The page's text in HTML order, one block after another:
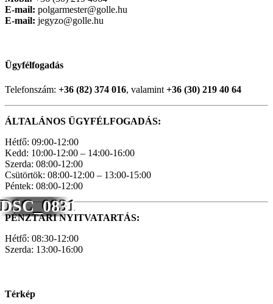
DSC_0831
E-mail: polgarmester@golle.hu
E-mail: jegyzo@golle.hu
Ügyfélfogadás
Telefonszám: +36 (82) 374 016, valamint +36 (30) 219 40 64
ÁLTALÁNOS ÜGYFÉLFOGADÁS:
Hétfő: 09:00-12:00
Kedd: 10:00-12:00 – 14:00-16:00
Szerda: 08:00-12:00
Csütörtök: 08:00-12:00 – 13:00-15:00
Péntek: 08:00-12:00
PÉNZTÁRI NYITVATARTÁS:
Hétfő: 08:30-12:00
Szerda: 13:00-16:00
Térkép